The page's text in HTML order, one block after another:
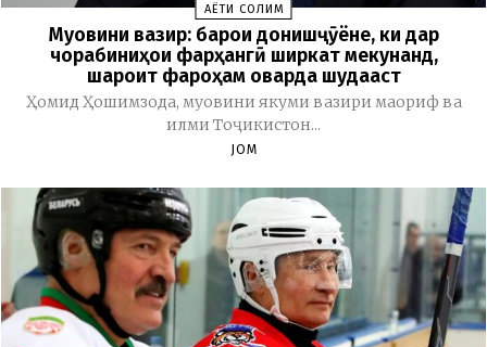
ҲАЁТИ СОЛИМ
Муовини вазир: барои донишҷӯёне, ки дар
чорабиниҳои фарҳангӣ ширкат мекунанд,
шароит фароҳам оварда шудааст
Ҳомид Ҳошимзода, муовини якуми вазири маориф ва
илми Тоҷикистон...
JOM